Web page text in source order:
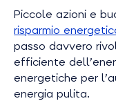
Piccole azioni e
risparmio
passo davvero
efficiente
energetiche per
energia pulita.